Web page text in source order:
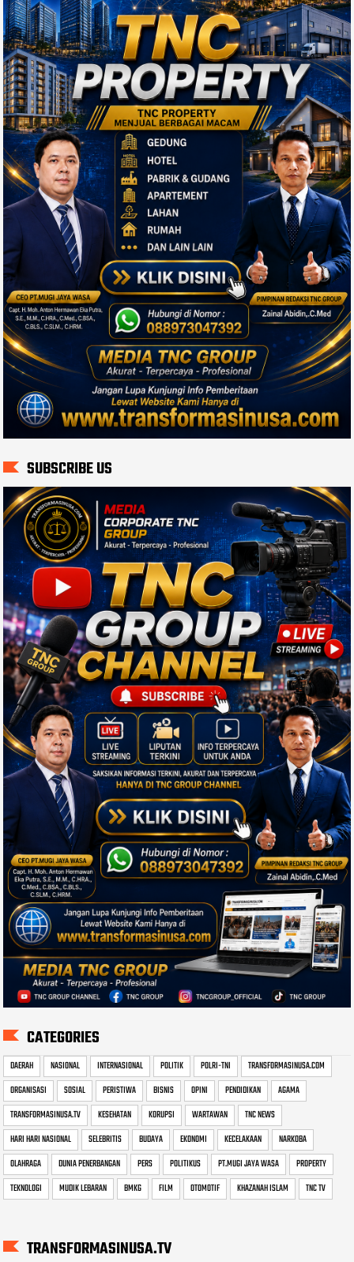
SUBSCRIBE US
CATEGORIES
DAERAH NASIONAL INTERNASIONAL POLITIK POLRI-TNI
TRANSFORMASINUSA.COM
ORGANISASI
SOSIAL PERISTIWA BISNIS OPINI PENDIDIKAN
AGAMA
TRANSFORMASINUSA.TV
KESEHATAN KORUPSI WARTAWAN
TNC NEWS
HARI HARI NASIONAL
SELEBRITIS BUDAYA EKONOMI KECELAKAAN
NARKOBA
OLAHRAGA
DUNIA PENERBANGAN PERS POLITIKUS PT.MUGI JAYA WASA
PROPERTY
TEKNOLOGI
MUDIK LEBARAN BMKG FILM OTOMOTIF KHAZANAH ISLAM TNC TV
TRANSFORMASINUSA.TV